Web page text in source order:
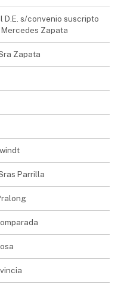
D.E. s/convenio suscripto
Zapata
Zapata
Parrilla